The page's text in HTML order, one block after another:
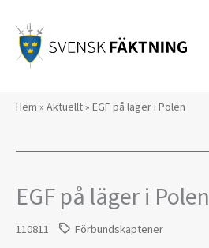
innehåll
Hem » Aktuellt» EGF på läger i Polen
EGF på läger i Polen
110811 Förbundskaptener